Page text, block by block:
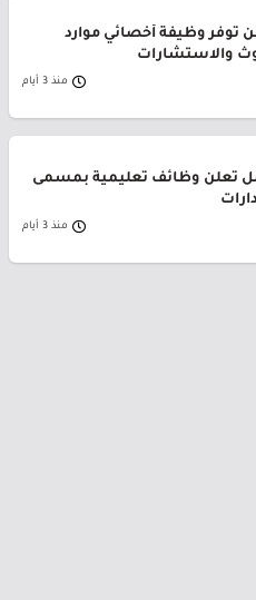
توفر وظيفة أخصائي موارد
والاستشارات
منذ 3 أيام
تعلن وظائف تعليمية بمسمى
منذ 3 أيام